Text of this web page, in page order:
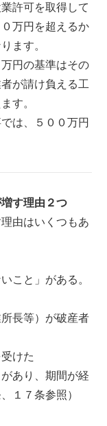
許可を取得して
万円を超えるか
ます。
円の基準はその
が請け負える工
す。
は、５００万円
す理由２つ
由はいくつもあ
こと」がある。
長等）が破産者
けた
あり、期間が経
１７条参照）